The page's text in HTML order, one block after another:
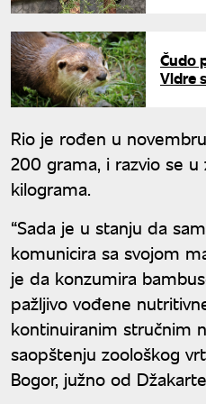
Čudo
Vidre
Rio je rođen u
200 grama, i razvio se u
kilograma.
“Sada je u stanju da
komunicira sa svojom
je da konzumira
pažljivo vođene
kontinuiranim stručnim
saopštenju zoološkog
Bogor, južno od